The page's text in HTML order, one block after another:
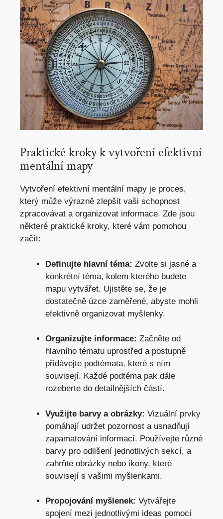
Praktické kroky k vytvoření efektivní
mentální mapy
Vytvoření efektivní mentální mapy je proces,
který může výrazně zlepšit vaši schopnost
zpracovávat a organizovat informace. Zde jsou
některé praktické kroky, které vám pomohou
začít:
Definujte hlavní téma: Zvolte si jasné a
konkrétní téma, kolem kterého budete
mapu vytvářet. Ujistěte se, že je
dostatečně úzce zaměřené, abyste mohli
efektivně organizovat myšlenky.
Organizujte informace: Začněte od
hlavního tématu uprostřed a postupně
přidávejte podtémata, které s ním
souvisejí. Každé podtéma pak dále
rozeberte do detailnějších částí.
Využijte barvy a obrázky: Vizuální prvky
pomáhají udržet pozornost a usnadňují
zapamatování informací. Používejte různé
barvy pro odlišení jednotlivých sekcí, a
zahrňte obrázky nebo ikony, které
souvisejí s vašimi myšlenkami.
Propojování myšlenek: Vytvářejte
spojení mezi jednotlivými ideas pomocí